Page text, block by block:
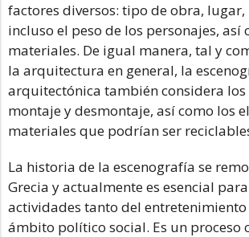
factores diversos: tipo de obra, lugar,
incluso el peso de los personajes, así
materiales. De igual manera, tal y
la arquitectura en general, la
arquitectónica también considera
montaje y desmontaje, así como los
materiales que podrían ser
La historia de la escenografía se
Grecia y actualmente es esencial
actividades tanto del
ámbito político social. Es un proceso